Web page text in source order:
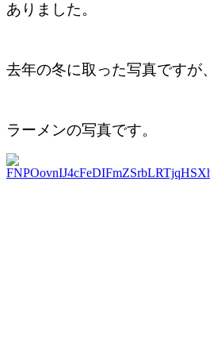
ありました。
去年の冬に取った写真ですが、
ラーメンの写真です。